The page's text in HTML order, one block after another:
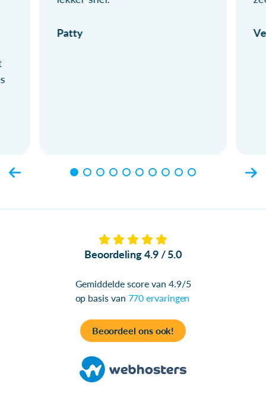
Patty
Beoordeling 4.9 / 5.0
Gemiddelde score van 4.9/5
op basis van 770 ervaringen
Beoordeel ons ook!